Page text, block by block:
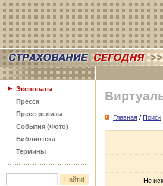
Экспонаты
Пресса
Пресс-релизы
События (Фото)
Библиотека
Термины
Главная / Поиск
Не